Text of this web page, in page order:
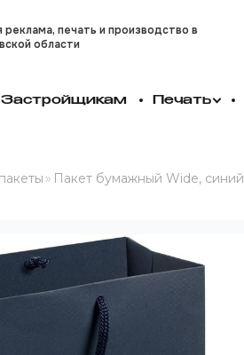
реклама, печать и производство в
области
Застройщикам Печать
» Пакет бумажный Wide, синий